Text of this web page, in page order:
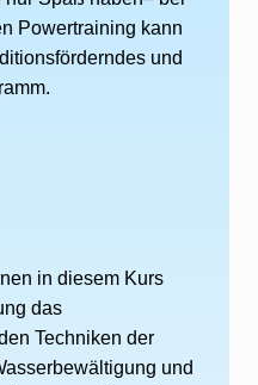
Powertraining kann
und
in diesem Kurs
das
Techniken der
und